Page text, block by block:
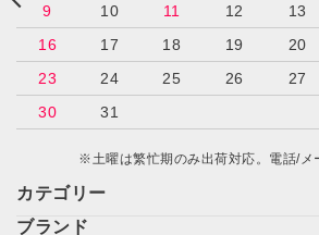
カテゴリー
ブランド
9
10 11 12 13
16
17 18 19 20
23
24 25 26 27
30
31
※土曜は繁忙期のみ出荷対応。電話/メ